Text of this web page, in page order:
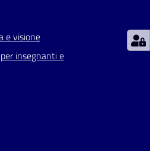
e visione
insegnanti e